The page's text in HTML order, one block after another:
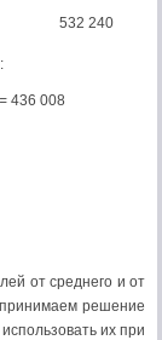
532 240
436 008
от среднего и от
решение
их при